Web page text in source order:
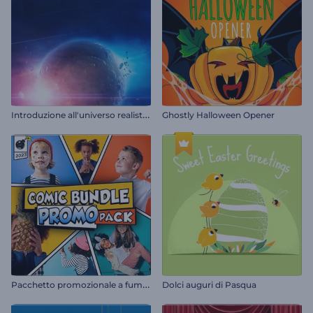
I
ntroduzione all'universo realistico Ghostly Halloween Opener
P
acchetto promozionale a fumetti Dolci auguri di Pasqua